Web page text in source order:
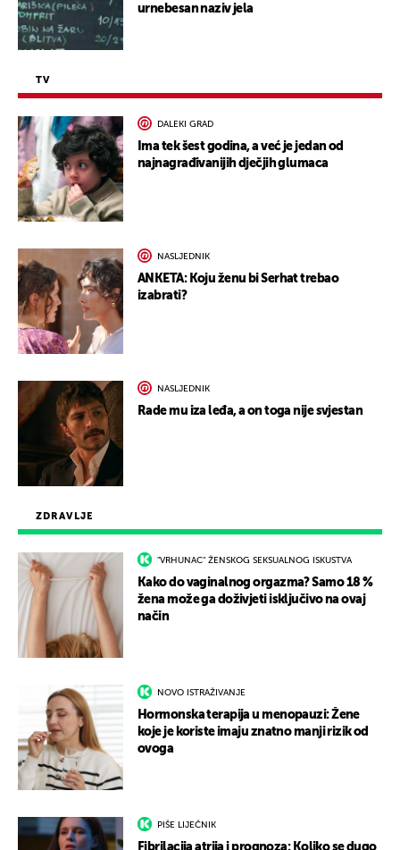
ZDRAVLJE
"VRHUNAC" ŽENSKOG SEKSUALNOG ISKUSTVA
Kako do vaginalnog orgazma? Samo 18 %
žena može ga doživjeti isključivo na ovaj
način
NOVO ISTRAŽIVANJE
Hormonska terapija u menopauzi: Žene
koje je koriste imaju znatno manji rizik od
ovoga
PIŠE LIJEČNIK
Fibrilacija atrija i prognoza: Koliko se dugo
urnebesan naziv jela
TV
DALEKI GRAD
Ima tek šest godina, a već je jedan od
najnagrađivanijih dječjih glumaca
NASLJEDNIK
ANKETA: Koju ženu bi Serhat trebao
izabrati?
NASLJEDNIK
Rade mu iza leđa, a on toga nije svjestan